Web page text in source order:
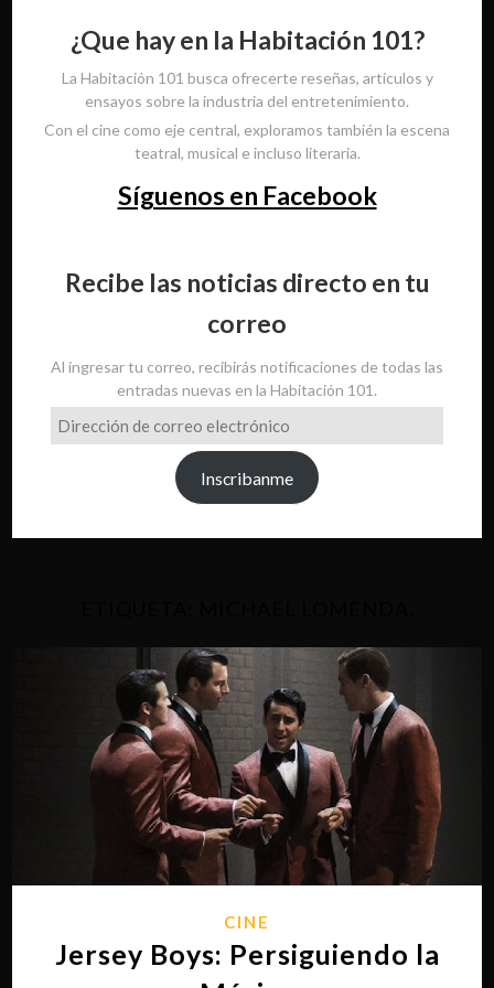
¿Que hay en la Habitación 101?
La Habitación 101 busca ofrecerte reseñas, artículos y
ensayos sobre la industria del entretenimiento.
Con el cine como eje central, exploramos también la escena
teatral, musical e incluso literaria.
Síguenos en Facebook
Recibe las noticias directo en tu
correo
Al ingresar tu correo, recibirás notificaciones de todas las
entradas nuevas en la Habitación 101.
Dirección
de
Inscribanme
CINE
Jersey Boys: Persiguiendo la